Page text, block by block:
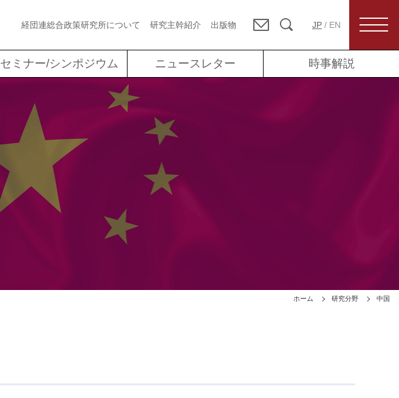
経団連総合政策研究所について 研究主幹紹介 出版物 JP / EN
セミナー/シンポジウム ニュースレター 時事解説
ホーム 研究分野 中国